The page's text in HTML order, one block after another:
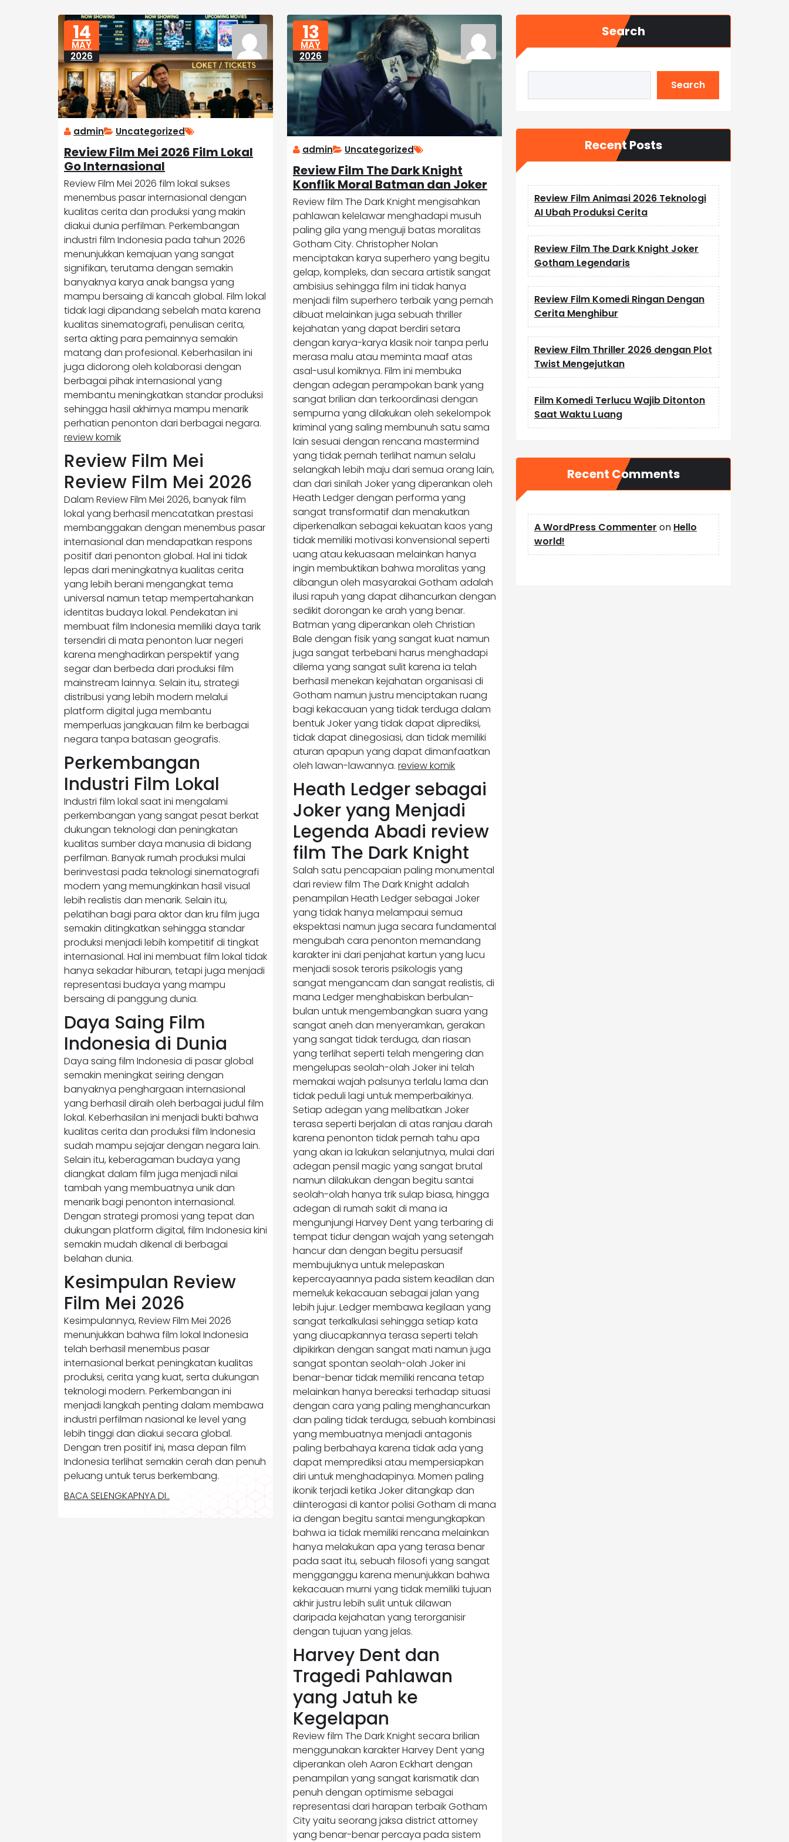
14
MAY
2026
admin Uncategorized
Review Film Mei 2026 Film Lokal
Go Internasional
Review Film Mei 2026 film lokal sukses
menembus pasar internasional dengan
kualitas cerita dan produksi yang makin
diakui dunia perfilman. Perkembangan
industri film Indonesia pada tahun 2026
menunjukkan kemajuan yang sangat
signifikan, terutama dengan semakin
banyaknya karya anak bangsa yang
mampu bersaing di kancah global. Film lokal
tidak lagi dipandang sebelah mata karena
kualitas sinematografi, penulisan cerita,
serta akting para pemainnya semakin
matang dan profesional. Keberhasilan ini
juga didorong oleh kolaborasi dengan
berbagai pihak internasional yang
membantu meningkatkan standar produksi
sehingga hasil akhirnya mampu menarik
perhatian penonton dari berbagai negara.
review komik
Review Film Mei
Review Film Mei 2026
Dalam Review Film Mei 2026, banyak film
lokal yang berhasil mencatatkan prestasi
membanggakan dengan menembus pasar
internasional dan mendapatkan respons
positif dari penonton global. Hal ini tidak
lepas dari meningkatnya kualitas cerita
yang lebih berani mengangkat tema
universal namun tetap mempertahankan
identitas budaya lokal. Pendekatan ini
membuat film Indonesia memiliki daya tarik
tersendiri di mata penonton luar negeri
karena menghadirkan perspektif yang
segar dan berbeda dari produksi film
mainstream lainnya. Selain itu, strategi
distribusi yang lebih modern melalui
platform digital juga membantu
memperluas jangkauan film ke berbagai
negara tanpa batasan geografis.
Perkembangan
Industri Film Lokal
Industri film lokal saat ini mengalami
perkembangan yang sangat pesat berkat
dukungan teknologi dan peningkatan
kualitas sumber daya manusia di bidang
perfilman. Banyak rumah produksi mulai
berinvestasi pada teknologi sinematografi
modern yang memungkinkan hasil visual
lebih realistis dan menarik. Selain itu,
pelatihan bagi para aktor dan kru film juga
semakin ditingkatkan sehingga standar
produksi menjadi lebih kompetitif di tingkat
internasional. Hal ini membuat film lokal tidak
hanya sekadar hiburan, tetapi juga menjadi
representasi budaya yang mampu
bersaing di panggung dunia.
Daya Saing Film
Indonesia di Dunia
Daya saing film Indonesia di pasar global
semakin meningkat seiring dengan
banyaknya penghargaan internasional
yang berhasil diraih oleh berbagai judul film
lokal. Keberhasilan ini menjadi bukti bahwa
kualitas cerita dan produksi film Indonesia
sudah mampu sejajar dengan negara lain.
Selain itu, keberagaman budaya yang
diangkat dalam film juga menjadi nilai
tambah yang membuatnya unik dan
menarik bagi penonton internasional.
Dengan strategi promosi yang tepat dan
dukungan platform digital, film Indonesia kini
semakin mudah dikenal di berbagai
belahan dunia.
Kesimpulan Review
Film Mei 2026
Kesimpulannya, Review Film Mei 2026
menunjukkan bahwa film lokal Indonesia
telah berhasil menembus pasar
internasional berkat peningkatan kualitas
produksi, cerita yang kuat, serta dukungan
teknologi modern. Perkembangan ini
menjadi langkah penting dalam membawa
industri perfilman nasional ke level yang
lebih tinggi dan diakui secara global.
Dengan tren positif ini, masa depan film
Indonesia terlihat semakin cerah dan penuh
peluang untuk terus berkembang.
BACA SELENGKAPNYA DI..
13
MAY
2026
admin Uncategorized
Review Film The Dark Knight
Konflik Moral Batman dan Joker
Review film The Dark Knight mengisahkan
pahlawan kelelawar menghadapi musuh
paling gila yang menguji batas moralitas
Gotham City. Christopher Nolan
menciptakan karya superhero yang begitu
gelap, kompleks, dan secara artistik sangat
ambisius sehingga film ini tidak hanya
menjadi film superhero terbaik yang pernah
dibuat melainkan juga sebuah thriller
kejahatan yang dapat berdiri setara
dengan karya-karya klasik noir tanpa perlu
merasa malu atau meminta maaf atas
asal-usul komiknya. Film ini membuka
dengan adegan perampokan bank yang
sangat brilian dan terkoordinasi dengan
sempurna yang dilakukan oleh sekelompok
kriminal yang saling membunuh satu sama
lain sesuai dengan rencana mastermind
yang tidak pernah terlihat namun selalu
selangkah lebih maju dari semua orang lain,
dan dari sinilah Joker yang diperankan oleh
Heath Ledger dengan performa yang
sangat transformatif dan menakutkan
diperkenalkan sebagai kekuatan kaos yang
tidak memiliki motivasi konvensional seperti
uang atau kekuasaan melainkan hanya
ingin membuktikan bahwa moralitas yang
dibangun oleh masyarakai Gotham adalah
ilusi rapuh yang dapat dihancurkan dengan
sedikit dorongan ke arah yang benar.
Batman yang diperankan oleh Christian
Bale dengan fisik yang sangat kuat namun
juga sangat terbebani harus menghadapi
dilema yang sangat sulit karena ia telah
berhasil menekan kejahatan organisasi di
Gotham namun justru menciptakan ruang
bagi kekacauan yang tidak terduga dalam
bentuk Joker yang tidak dapat diprediksi,
tidak dapat dinegosiasi, dan tidak memiliki
aturan apapun yang dapat dimanfaatkan
oleh lawan-lawannya. review komik
Heath Ledger sebagai
Joker yang Menjadi
Legenda Abadi review
film The Dark Knight
Salah satu pencapaian paling monumental
dari review film The Dark Knight adalah
penampilan Heath Ledger sebagai Joker
yang tidak hanya melampaui semua
ekspektasi namun juga secara fundamental
mengubah cara penonton memandang
karakter ini dari penjahat kartun yang lucu
menjadi sosok teroris psikologis yang
sangat mengancam dan sangat realistis, di
mana Ledger menghabiskan berbulan-
bulan untuk mengembangkan suara yang
sangat aneh dan menyeramkan, gerakan
yang sangat tidak terduga, dan riasan
yang terlihat seperti telah mengering dan
mengelupas seolah-olah Joker ini telah
memakai wajah palsunya terlalu lama dan
tidak peduli lagi untuk memperbaikinya.
Setiap adegan yang melibatkan Joker
terasa seperti berjalan di atas ranjau darah
karena penonton tidak pernah tahu apa
yang akan ia lakukan selanjutnya, mulai dari
adegan pensil magic yang sangat brutal
namun dilakukan dengan begitu santai
seolah-olah hanya trik sulap biasa, hingga
adegan di rumah sakit di mana ia
mengunjungi Harvey Dent yang terbaring di
tempat tidur dengan wajah yang setengah
hancur dan dengan begitu persuasif
membujuknya untuk melepaskan
kepercayaannya pada sistem keadilan dan
memeluk kekacauan sebagai jalan yang
lebih jujur. Ledger membawa kegilaan yang
sangat terkalkulasi sehingga setiap kata
yang diucapkannya terasa seperti telah
dipikirkan dengan sangat mati namun juga
sangat spontan seolah-olah Joker ini
benar-benar tidak memiliki rencana tetap
melainkan hanya bereaksi terhadap situasi
dengan cara yang paling menghancurkan
dan paling tidak terduga, sebuah kombinasi
yang membuatnya menjadi antagonis
paling berbahaya karena tidak ada yang
dapat memprediksi atau mempersiapkan
diri untuk menghadapinya. Momen paling
ikonik terjadi ketika Joker ditangkap dan
diinterogasi di kantor polisi Gotham di mana
ia dengan begitu santai mengungkapkan
bahwa ia tidak memiliki rencana melainkan
hanya melakukan apa yang terasa benar
pada saat itu, sebuah filosofi yang sangat
mengganggu karena menunjukkan bahwa
kekacauan murni yang tidak memiliki tujuan
akhir justru lebih sulit untuk dilawan
daripada kejahatan yang terorganisir
dengan tujuan yang jelas.
Harvey Dent dan
Tragedi Pahlawan
yang Jatuh ke
Kegelapan
Review film The Dark Knight secara brilian
menggunakan karakter Harvey Dent yang
diperankan oleh Aaron Eckhart dengan
penampilan yang sangat karismatik dan
penuh dengan optimisme sebagai
representasi dari harapan terbaik Gotham
City yaitu seorang jaksa district attorney
yang benar-benar percaya pada sistem
Search
Search
Recent Posts
Review Film Animasi 2026 Teknologi
AI Ubah Produksi Cerita
Review Film The Dark Knight Joker
Gotham Legendaris
Review Film Komedi Ringan Dengan
Cerita Menghibur
Review Film Thriller 2026 dengan Plot
Twist Mengejutkan
Film Komedi Terlucu Wajib Ditonton
Saat Waktu Luang
Recent Comments
A WordPress Commenter on Hello
world!